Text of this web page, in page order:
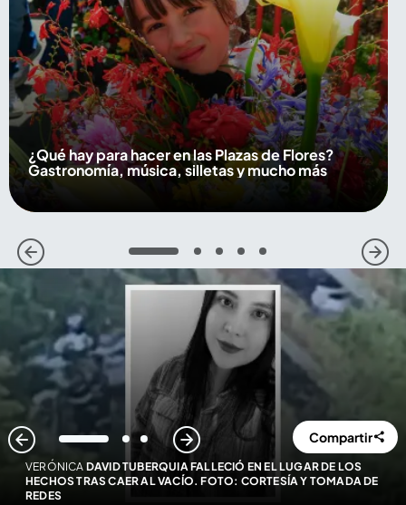
¿Qué hay para hacer en las Plazas de Flores?
Gastronomía, música, silletas y mucho más
1 2 3 4 5
VERÓNICA DAVID TUBERQUIA FALLECIÓ EN EL LUGAR DE LOS
HECHOS TRAS CAER AL VACÍO. FOTO: CORTESÍA Y TOMADA DE
REDES
1 2 3 Compartir